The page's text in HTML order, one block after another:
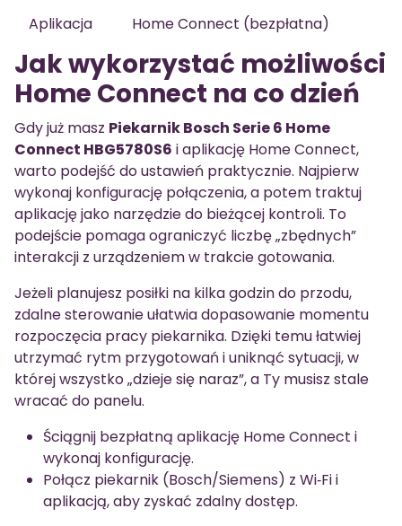
Aplikacja
Home Connect (bezpłatna)
Jak wykorzystać możliwości
Home Connect na co dzień
Gdy już masz Piekarnik Bosch Serie 6 Home
Connect HBG5780S6 i aplikację Home Connect,
warto podejść do ustawień praktycznie. Najpierw
wykonaj konfigurację połączenia, a potem traktuj
aplikację jako narzędzie do bieżącej kontroli. To
podejście pomaga ograniczyć liczbę „zbędnych”
interakcji z urządzeniem w trakcie gotowania.
Jeżeli planujesz posiłki na kilka godzin do przodu,
zdalne sterowanie ułatwia dopasowanie momentu
rozpoczęcia pracy piekarnika. Dzięki temu łatwiej
utrzymać rytm przygotowań i uniknąć sytuacji, w
której wszystko „dzieje się naraz”, a Ty musisz stale
wracać do panelu.
Ściągnij bezpłatną aplikację Home Connect i
wykonaj konfigurację.
Połącz piekarnik (Bosch/Siemens) z Wi‑Fi i
aplikacją, aby zyskać zdalny dostęp.